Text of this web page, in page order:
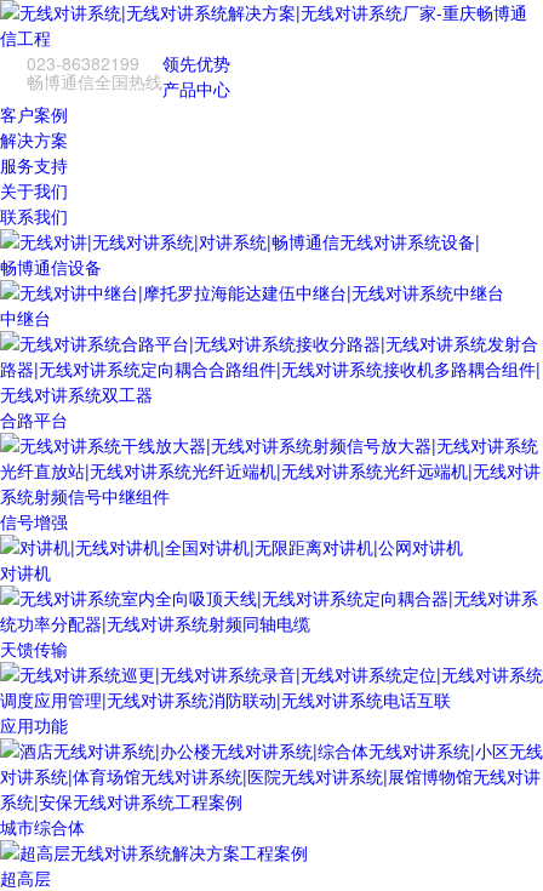
023-86382199
畅博通信全国热线
领先优势
产品中心
客户案例
解决方案
服务支持
关于我们
联系我们
畅博通信设备
中继台
合路平台
信号增强
对讲机
天馈传输
应用功能
城市综合体
超高层